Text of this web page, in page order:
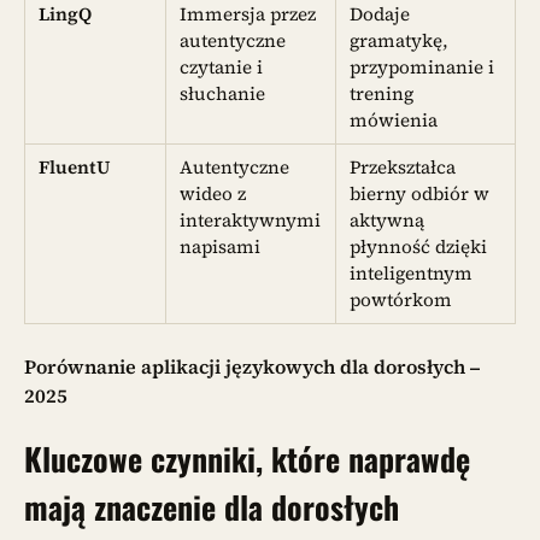
LingQ
Immersja przez
autentyczne
czytanie i
słuchanie
Dodaje
gramatykę,
przypominanie i
trening
mówienia
FluentU
Autentyczne
wideo z
interaktywnymi
napisami
Przekształca
bierny odbiór w
aktywną
płynność dzięki
inteligentnym
powtórkom
Porównanie aplikacji językowych dla dorosłych –
2025
Kluczowe czynniki, które naprawdę
mają znaczenie dla dorosłych